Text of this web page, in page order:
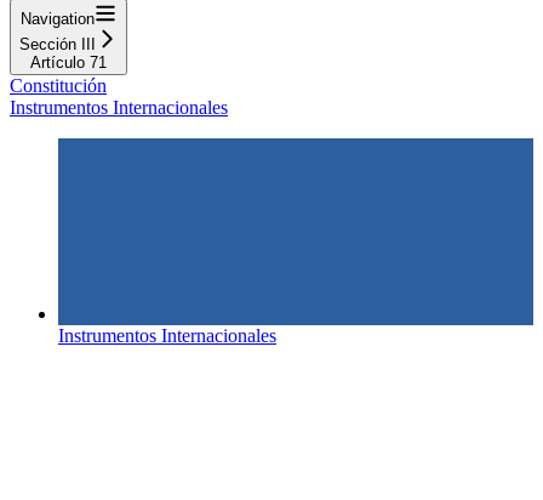
Navigation
Sección III
Artículo 71
Constitución
Instrumentos Internacionales
Instrumentos Internacionales